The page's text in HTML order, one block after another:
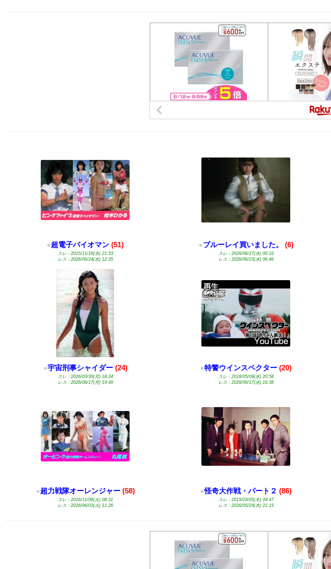
●超電子バイオマン (51)
スレ：2015/11/18(水) 21:33
レス：2026/06/24(水) 12:35
●ブルーレイ買いました。 (6)
スレ：2026/06/17(水) 06:16
レス：2026/06/23(水) 06:46
●宇宙刑事シャイダー (24)
スレ：2026/03/30(月) 18:34
レス：2026/06/17(月) 19:49
●特警ウインスペクター (20)
スレ：2018/05/09(水) 20:58
レス：2026/06/17(水) 16:38
●超力戦隊オーレンジャー (58)
スレ：2016/11/08(火) 08:31
レス：2026/06/03(火) 11:26
●怪奇大作戦・パート２ (86)
スレ：2015/03/05(木) 09:47
レス：2026/05/29(木) 21:19